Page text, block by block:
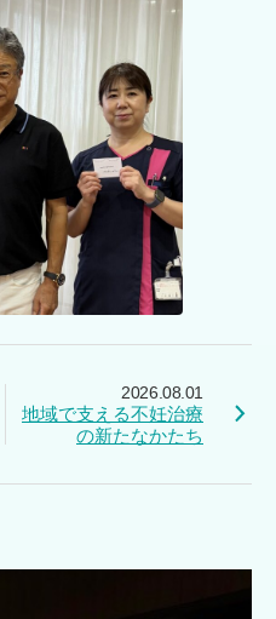
2026.08.01
地域で支える不妊治療
の新たなかたち